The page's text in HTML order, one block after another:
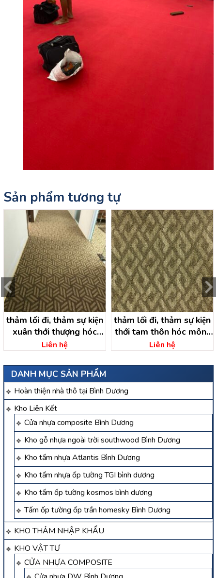
DANH MỤC SẢN PHẨM
Hoàn thiện nhà thô tại Bình Dương
Kho Liên Kết
Cửa nhựa composite Bình Dương
Kho gỗ nhựa ngoài trời southwood Bình Dương
Kho tấm nhựa Atlantis Bình Dương
Kho tấm nhựa ốp tường TGI bình dương
Kho tấm ốp tường kosmos bình dương
Tấm ốp tường ốp trần homesky Bình Dương
KHO THẢM NHẬP KHẨU
KHO VẬT TƯ
CỬA NHỰA COMPOSITE
Sản phẩm tương tự
thảm lối đi, thảm sự kiện
xuân thới thượng hóc
môn – hồ chí minh
Liên hệ
thảm lối đi, thảm sự kiện
thới tam thôn hóc môn-
hồ chí minh
Liên hệ